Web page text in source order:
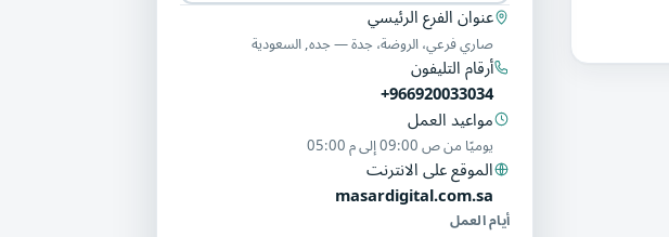
عنوان الفرع الرئيسي
صاري فرعي، الروضة، جدة — جده, السعودية
أرقام التليفون
+966920033034
مواعيد العمل
يوميًا من09:00 ص إلى05:00 م
الموقع على الانترنت
masardigital.com.sa
أيام العمل